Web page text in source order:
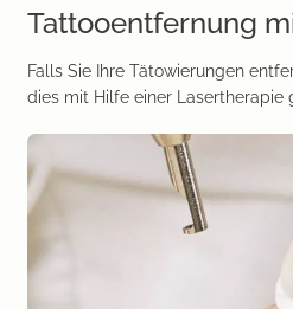
Tattooentfernung
Falls Sie Ihre Tätowierungen
dies mit Hilfe einer Lasertherapie